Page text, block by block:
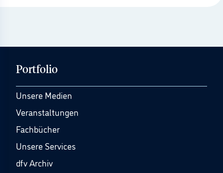
Portfolio
Unsere Medien
Veranstaltungen
Fachbücher
Unsere Services
dfv Archiv